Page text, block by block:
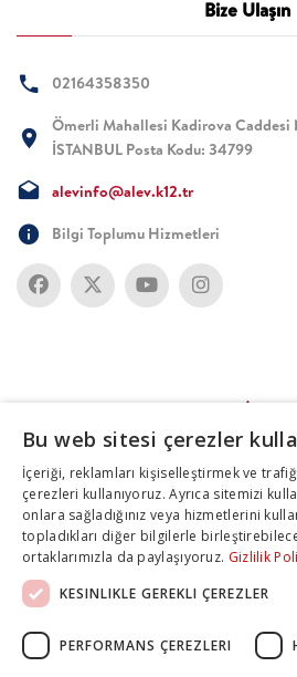
Bize Ulaşın
02164358350
Ömerli Mahallesi Kadirova
İSTANBUL Posta Kodu: 34799
alevinfo@alev.k12.tr
Bilgi Toplumu Hizmetleri
Bu web sitesi çerezler
İçeriği, reklamları kişiselleştirmek ve
çerezleri kullanıyoruz. Ayrıca sitemizi
onlara sağladığınız veya hizmetlerini
topladıkları diğer bilgilerle
ortaklarımızla da paylaşıyoruz. Gizlilik
KESINLIKLE GEREKLI ÇEREZLER
PERFORMANS ÇEREZLERI